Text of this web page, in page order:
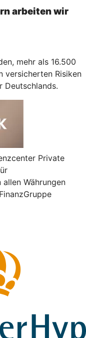
arbeiten wir
mehr als 16.500
versicherten Risiken
Deutschlands.
Private
Währungen